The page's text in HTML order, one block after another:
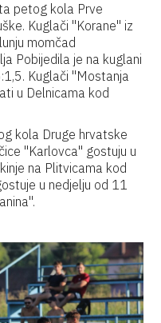
petog kola Prve
Kuglači "Korane" iz
momčad
Pobijedila je na kuglani
Kuglači "Mostanja
u Delnicama kod
kola Druge hrvatske
"Karlovca" gostuju u
na Plitvicama kod
u nedjelju od 11